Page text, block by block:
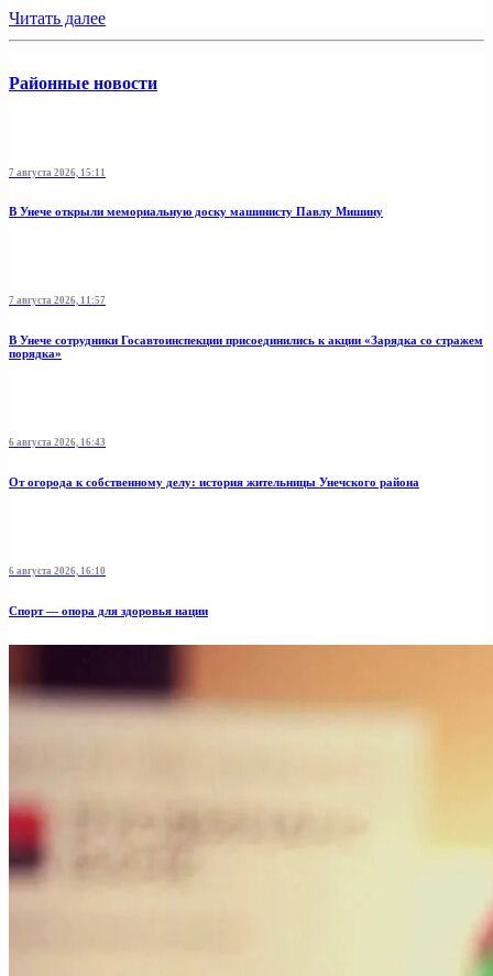
Читать далее
Районные новости
7 августа 2026, 15:11
В Унече открыли мемориальную доску машинисту Павлу Мишину
7 августа 2026, 11:57
В Унече сотрудники Госавтоинспекции присоединились к акции «Зарядка со стражем
порядка»
6 августа 2026, 16:43
От огорода к собственному делу: история жительницы Унечского района
6 августа 2026, 16:10
Спорт — опора для здоровья нации